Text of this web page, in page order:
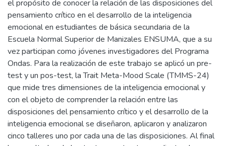
el propósito de conocer la relación de las disposiciones del
pensamiento crítico en el desarrollo de la inteligencia
emocional en estudiantes de básica secundaria de la
Escuela Normal Superior de Manizales ENSUMA, que a su
vez participan como jóvenes investigadores del Programa
Ondas. Para la realización de este trabajo se aplicó un pre-
test y un pos-test, la Trait Meta-Mood Scale (TMMS-24)
que mide tres dimensiones de la inteligencia emocional y
con el objeto de comprender la relación entre las
disposiciones del pensamiento crítico y el desarrollo de la
inteligencia emocional se diseñaron, aplicaron y analizaron
cinco talleres uno por cada una de las disposiciones. Al final